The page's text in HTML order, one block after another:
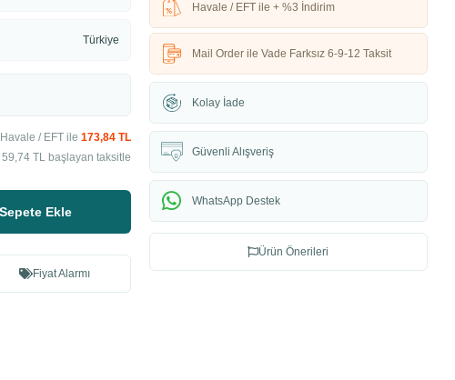
Türkiye
/ EFT ile 173,84 TL
59,74 TL başlayan taksitle
Sepete Ekle
Fiyat Alarmı
Havale / EFT ile + %3 İndirim
Mail Order ile Vade Farksız 6-9-12 Taksit
Kolay İade
Güvenli Alışveriş
WhatsApp Destek
Ürün Önerileri